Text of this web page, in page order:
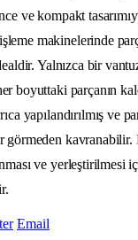
ve kompakt
makinelerinde
Yalnızca bir
boyuttaki parçanın
yapılandırılmış ve
görmeden kavranabilir.
ve yerleştirilmesi
Email